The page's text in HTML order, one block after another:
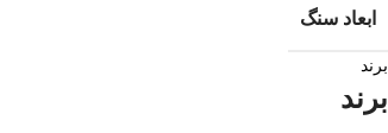
ابعاد سنگ
برند
برند